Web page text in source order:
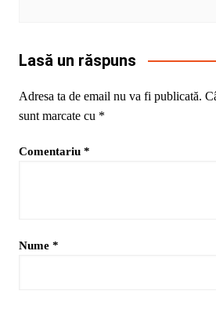
Lasă un răspuns
Adresa ta de email nu va fi publicată.
sunt marcate cu *
Comentariu *
Nume *